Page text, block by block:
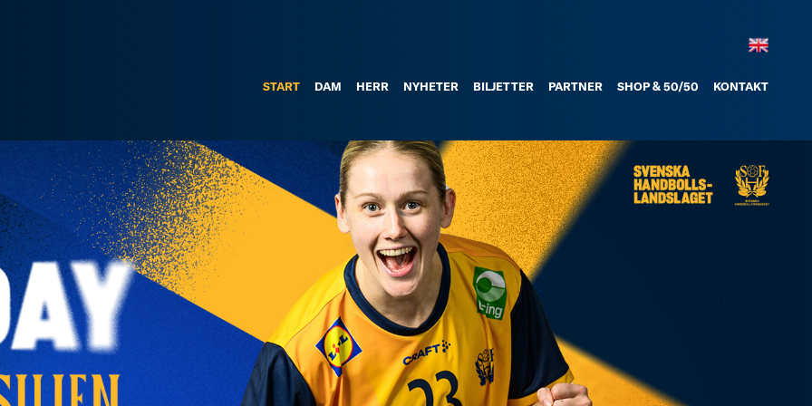
START DAM HERR NYHETER BILJETTER PARTNER SHOP & 50/50 KONTAKT